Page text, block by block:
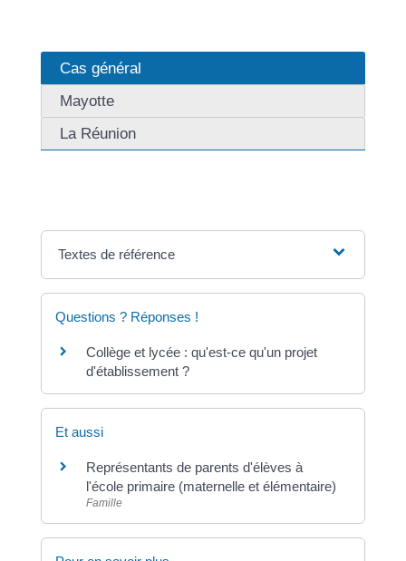
Cas général
Mayotte
La Réunion
Textes de référence
Questions ? Réponses !
Collège et lycée : qu'est-ce qu'un projet
d'établissement ?
Et aussi
Représentants de parents d'élèves à
l'école primaire (maternelle et élémentaire)
Famille